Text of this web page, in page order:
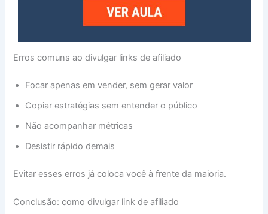
Erros comuns ao divulgar links de afiliado
Focar apenas em vender, sem gerar valor
Copiar estratégias sem entender o público
Não acompanhar métricas
Desistir rápido demais
Evitar esses erros já coloca você à frente da maioria.
Conclusão: como divulgar link de afiliado